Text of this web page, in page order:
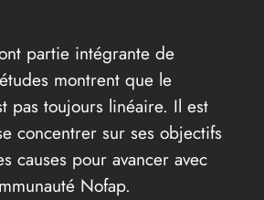
partie intégrante de
montrent que le
pas toujours linéaire. Il est
concentrer sur ses objectifs
causes pour avancer avec
Nofap.